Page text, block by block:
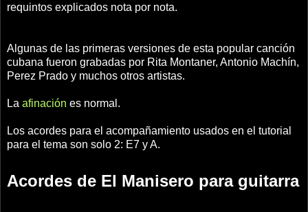
requintos explicados nota por nota.
Algunas de las primeras versiones de esta popular canción
cubana fueron grabadas por Rita Montaner, Antonio Machín,
Perez Prado y muchos otros artistas.
La afinación es normal.
Los acordes para el acompañamiento usados en el tutorial
para el tema son solo 2: E7 y A.
Acordes de El Manisero para guitarra